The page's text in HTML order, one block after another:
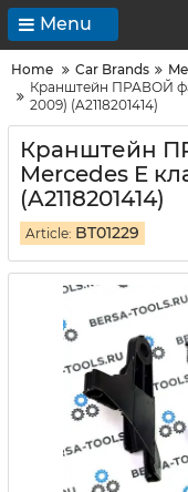
Menu
Home Car Brands
Кранштейн ПРАВОЙ
2009) (A2118201414)
Кранштейн
Mercedes E
(A2118201414)
Article: BT01229